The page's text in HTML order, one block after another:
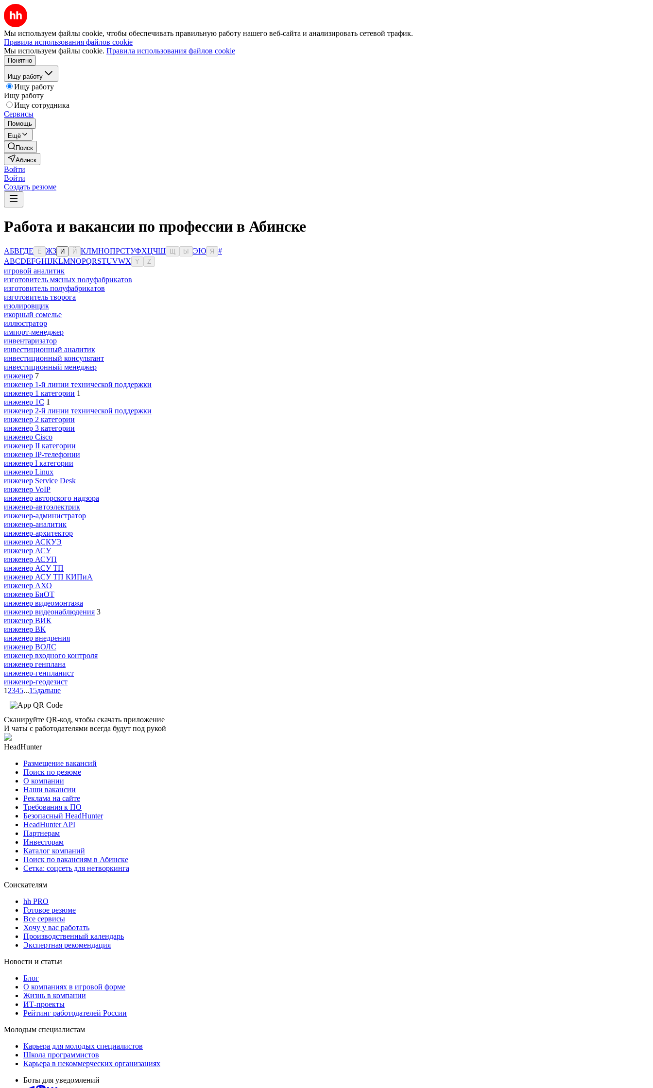
Мы используем файлы cookie, чтобы обеспечивать правильную работу нашего веб-сайта и анализировать сетевой трафик.
Правила использования файлов cookie
Мы используем файлы cookie. Правила использования файлов cookie
Понятно
Ищу работу
Ищу работу
Ищу работу
Ищу сотрудника
Сервисы
Помощь
Ещё
Поиск
Абинск
Войти
Войти
Создать резюме
Работа и вакансии по профессии в Абинске
АБВГДЕ Ё ЖЗ И Й КЛМНОПРСТУФХЦЧШ Ы ЭЮ Я
#
ABCDEFGHIJKLMNOPQRSTUVWX Y Z
игровой аналитик
изготовитель мясных полуфабрикатов
изготовитель полуфабрикатов
изготовитель творога
изолировщик
икорный сомелье
иллюстратор
импорт-менеджер
инвентаризатор
инвестиционный аналитик
инвестиционный консультант
инвестиционный менеджер
инженер 7
инженер 1-й линии технической поддержки
инженер 1 категории 1
инженер 1С 1
инженер 2-й линии технической поддержки
инженер 2 категории
инженер 3 категории
инженер Cisco
инженер II категории
инженер IP-телефонии
инженер I категории
инженер Linux
инженер Service Desk
инженер VoIP
инженер авторского надзора
инженер-автоэлектрик
инженер-администратор
инженер-аналитик
инженер-архитектор
инженер АСКУЭ
инженер АСУ
инженер АСУП
инженер АСУ ТП
инженер АСУ ТП КИПиА
инженер АХО
инженер БиОТ
инженер видеомонтажа
инженер видеонаблюдения 3
инженер ВИК
инженер ВК
инженер внедрения
инженер ВОЛС
инженер входного контроля
инженер генплана
инженер-генпланист
инженер-геодезист
1 2345...15дальше
Сканируйте QR-код, чтобы скачать приложение
И чаты с работодателями всегда будут под рукой
HeadHunter
Размещение вакансий
Поиск по резюме
О компании
Наши вакансии
Реклама на сайте
Требования к ПО
Безопасный HeadHunter
HeadHunter API
Партнерам
Инвесторам
Каталог компаний
Поиск по вакансиям в Абинске
Сетка: соцсеть для нетворкинга
Соискателям
hh PRO
Готовое резюме
Все сервисы
Хочу у вас работать
Производственный календарь
Экспертная рекомендация
Новости и статьи
Блог
О компаниях в игровой форме
Жизнь в компании
ИТ-проекты
Рейтинг работодателей России
Молодым специалистам
Карьера для молодых специалистов
Школа программистов
Карьера в некоммерческих организациях
Боты для уведомлений